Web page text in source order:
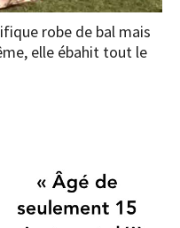
robe de bal mais
elle ébahit tout le